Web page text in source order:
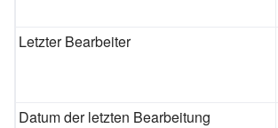
Letzter Bearbeiter
Datum der letzten Bearbeitung